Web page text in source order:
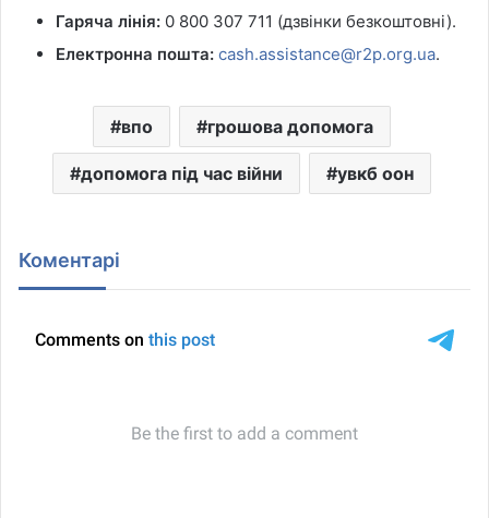
Гаряча лінія: 0 800 307 711 (дзвінки безкоштовні).
Електронна пошта: cash.assistance@r2p.org.ua.
впо грошова допомога
допомога під час війни увкб оон
Коментарі